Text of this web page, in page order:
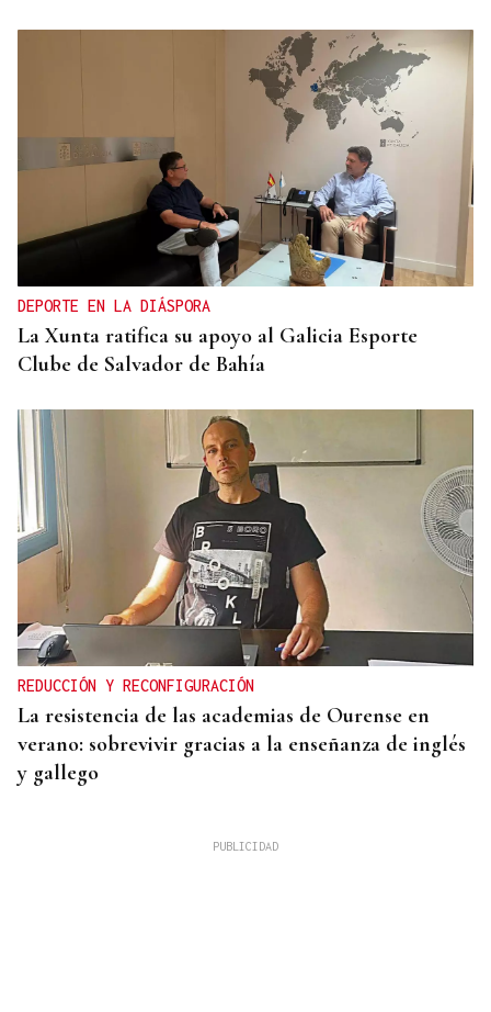
DEPORTE EN LA DIÁSPORA
La Xunta ratifica su apoyo al Galicia Esporte
Clube de Salvador de Bahía
REDUCCIÓN Y RECONFIGURACIÓN
La resistencia de las academias de Ourense en
verano: sobrevivir gracias a la enseñanza de inglés
y gallego